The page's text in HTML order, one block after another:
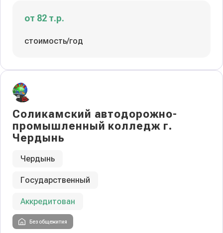
от 82 т.р.
стоимость/год
Соликамский автодорожно-
промышленный колледж г.
Чердынь
Чердынь
Государственный
Аккредитован
Без общежития